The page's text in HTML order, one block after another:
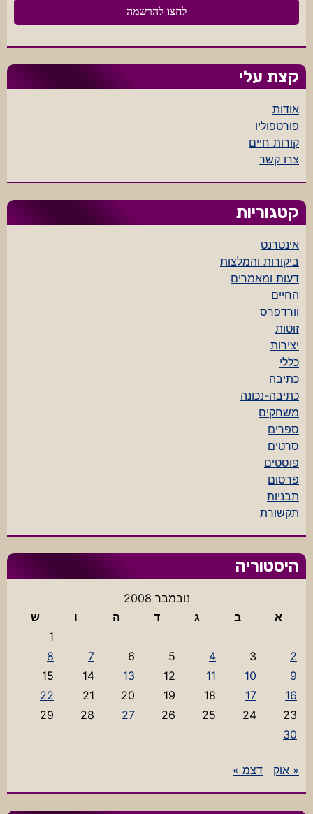
קצת עלי
אודות
פורטפוליו
קורות חיים
צרו קשר
קטגוריות
אינטרנט
ביקורות והמלצות
דעות ומאמרים
החיים
וורדפרס
זוטות
יצירות
כללי
כתיבה
כתיבה-נכונה
משחקים
ספרים
סרטים
פוסטים
פרסום
תבניות
תקשורת
היסטוריה
נובמבר 2008
א
ב ג ד ה ו
ש
1
2
3
4
5
6
7
8
9
10
11
12
13
14
15
16
17
18
19
20
21
22
23
24
25
26
27
28
29
30
« אוק דצמ »